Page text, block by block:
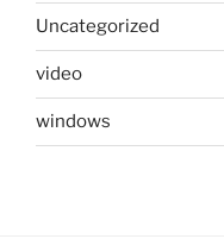
Uncategorized
video
windows